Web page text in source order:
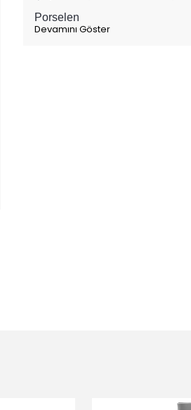
Porselen
Devamını Göster